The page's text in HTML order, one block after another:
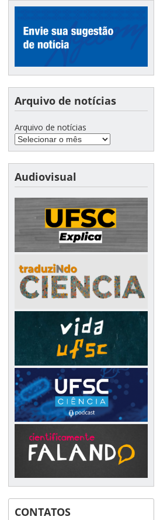
Arquivo de notícias
Arquivo de notícias
Audiovisual
CONTATOS